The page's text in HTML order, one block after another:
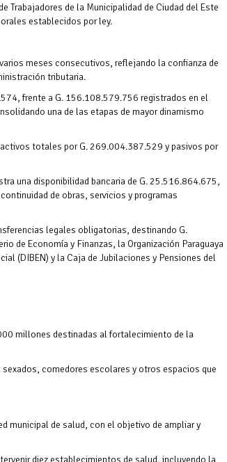
Trabajadores de la Municipalidad de Ciudad del Este
establecidos por ley.
meses consecutivos, reflejando la confianza de
tributaria.
frente a G. 156.108.579.756 registrados en el
una de las etapas de mayor dinamismo
totales por G. 269.004.387.529 y pasivos por
una disponibilidad bancaria de G. 25.516.864.675,
de obras, servicios y programas
legales obligatorias, destinando G.
de Economía y Finanzas, la Organización Paraguaya
(DIBEN) y la Caja de Jubilaciones y Pensiones del
millones destinadas al fortalecimiento de la
comedores escolares y otros espacios que
municipal de salud, con el objetivo de ampliar y